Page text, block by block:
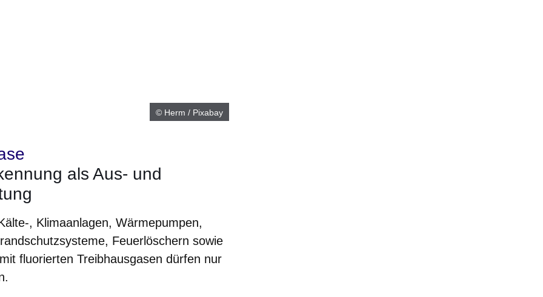
© Herm / Pixabay
als Aus- und
, Klimaanlagen, Wärmepumpen,
Feuerlöschern sowie
fluorierten Treibhausgasen dürfen nur